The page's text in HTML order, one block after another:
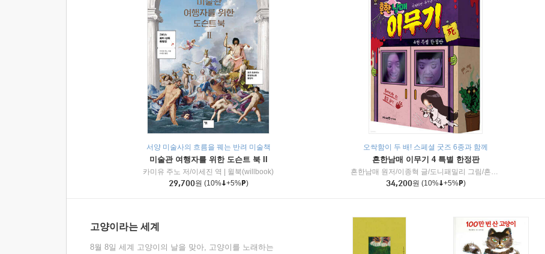
서양 미술사의 흐름을 꿰는 반려 미술책
미술관 여행자를 위한 도슨트 북 II
카미유 주노 저/이세진 역
윌북(willbook)
29,700원 (10% +5% )
오싹함이 두 배! 스페셜 굿즈 6종과 함께
흔한남매 이무기 4 특별 한정판
흔한남매 원저/이종혁 글/도니패밀리 그림/흔한컴퍼니 감수
34,200원 (10% +5% )
고양이라는 세계
8월 8일 세계 고양이의 날을 맞아, 고양이를 노래하는